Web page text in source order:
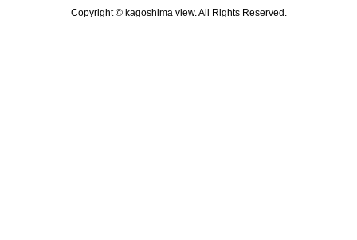
Copyright ©kagoshima view. All Rights Reserved.